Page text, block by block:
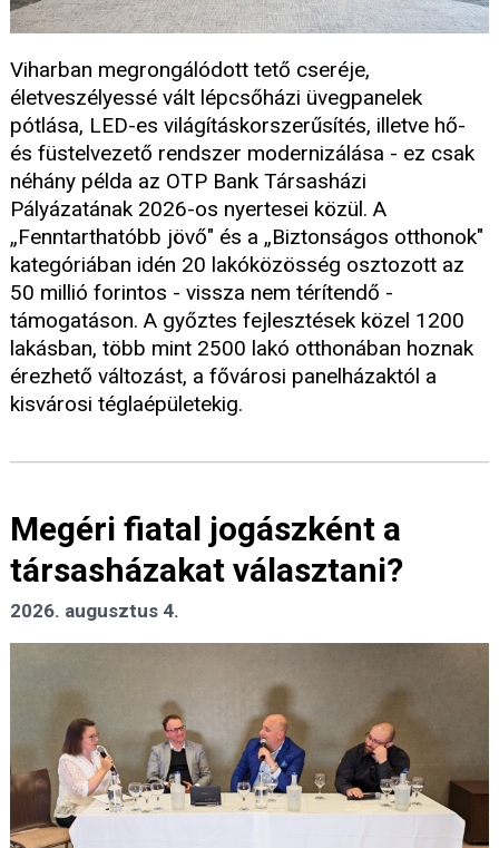
Viharban megrongálódott tető cseréje,
életveszélyessé vált lépcsőházi üvegpanelek
pótlása, LED-es világításkorszerűsítés, illetve hő-
és füstelvezető rendszer modernizálása - ez csak
néhány példa az OTP Bank Társasházi
Pályázatának 2026-os nyertesei közül. A
„Fenntarthatóbb jövő" és a „Biztonságos otthonok"
kategóriában idén 20 lakóközösség osztozott az
50 millió forintos - vissza nem térítendő -
támogatáson. A győztes fejlesztések közel 1200
lakásban, több mint 2500 lakó otthonában hoznak
érezhető változást, a fővárosi panelházaktól a
kisvárosi téglaépületekig.
Megéri fiatal jogászként a
társasházakat választani?
2026. augusztus 4.